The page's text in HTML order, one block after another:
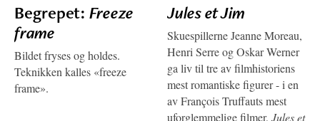
Begrepet: Freeze
frame
Bildet fryses og holdes.
Teknikken kalles «freeze
frame».
Jules et Jim
Skuespillerne Jeanne Moreau,
Henri Serre og Oskar Werner
ga liv til tre av filmhistoriens
mest romantiske figurer - i en
av François Truffauts mest
uforglemmelige filmer, Jules et